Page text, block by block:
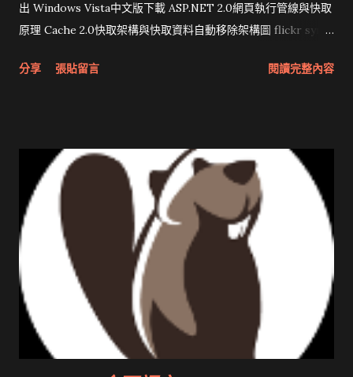
出 Windows Vista中文版下載 ASP.NET 2.0網頁執行管線與快取
原理 Cache 2.0快取架構與快取資料自動移除架構圖 flickr sync
圖治推動改革 Wait and see 國內某SOC疑遭駭客入侵 大砲開講
分享 張貼留言 閱讀完整內容